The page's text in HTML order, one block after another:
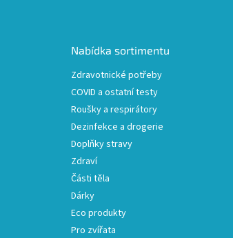
Nabídka sortimentu
Zdravotnické potřeby
COVID a ostatní testy
Roušky a respirátory
Dezinfekce a drogerie
Doplňky stravy
Zdraví
Části těla
Dárky
Eco produkty
Pro zvířata